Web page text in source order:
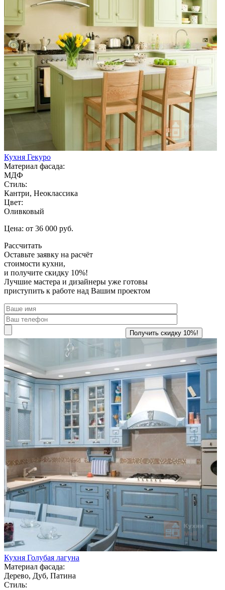
Кухня Гекуро
Материал фасада:
МДФ
Стиль:
Кантри, Неоклассика
Цвет:
Оливковый
Цена: от 36 000 руб.
Рассчитать
Оставьте заявку на расчёт
стоимости кухни,
и получите скидку 10%!
Лучшие мастера и дизайнеры уже готовы
приступить к работе над Вашим проектом
Кухня Голубая лагуна
Материал фасада:
Дерево, Дуб, Патина
Стиль: